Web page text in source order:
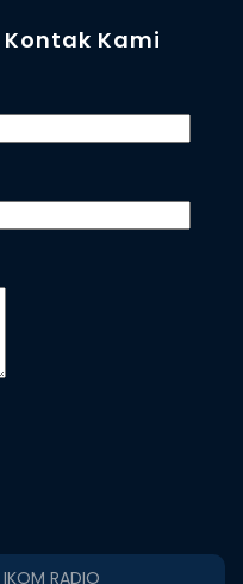
Kontak Kami
IKOM RADIO